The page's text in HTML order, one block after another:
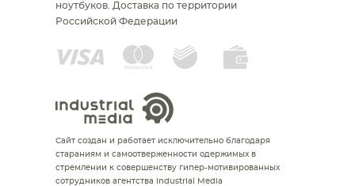
ноутбуков. Доставка по территории
Российской Федерации
Сайт создан и работает исключительно благодаря
стараниям и самоотверженности одержимых в
стремлении к совершенству гипер-мотивированных
сотрудников агентства Industrial Media